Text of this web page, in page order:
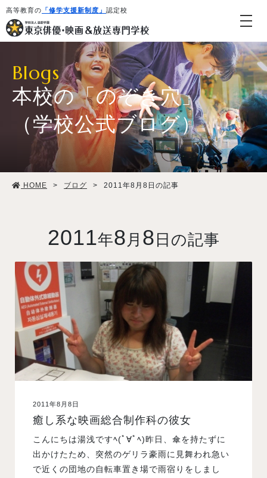
高等教育の 「修学支援新制度」 認定校
学校紹介・教育システム
学生生活
就職・デビュー
入試案内
学校情報
オープンキャンパス
訪問者別メニュー
Blogs
本校の「のぞき穴」
（学校公式ブログ）
HOME > ブログ > 2011年8月8日の記事
2011年8 月 8 日の記事
2011年8月8日
癒し系な映画総合制作科の彼女
こんにちは湯浅ですﾍ(ﾟ∀ﾟﾍ)昨日、傘を持たずに
出かけたため、突然のゲリラ豪雨に見舞われ急い
で近くの団地の自転車置き場で雨宿りをしまし